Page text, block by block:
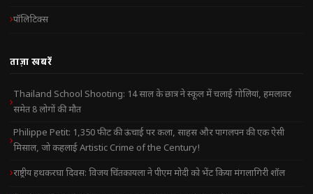
पॉलिटिक्स
ताज़ा खबरें
Thailand School Shooting: 14 साल के छात्र ने स्कूल में चलाई गोलियां, हमलावर
समेत 8 लोगों की मौत
Philippe Petit: 1,350 फीट की ऊंचाई पर कला, साहस और पागलपन की एक ऐसी
मिसाल, जो कहलाई Artistic Crime of the Century!
राष्ट्रीय हथकरघा दिवस: विजय चिंतकायला ने पीएम मोदी को भेंट किया मंगलागिरी शॉल